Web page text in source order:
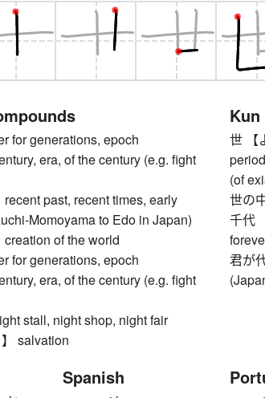
for generations, epoch
era, of the century (e.g. fight
past, recent times, early
Momoyama to Edo in Japan)
of the world
for generations, epoch
era, of the century (e.g. fight
stall, night shop, night fair
salvation
世 【
(of
世の
千代
君が
Spanish